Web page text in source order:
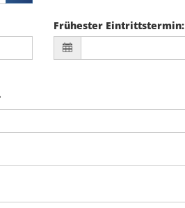
Frühester Eintrittstermin: